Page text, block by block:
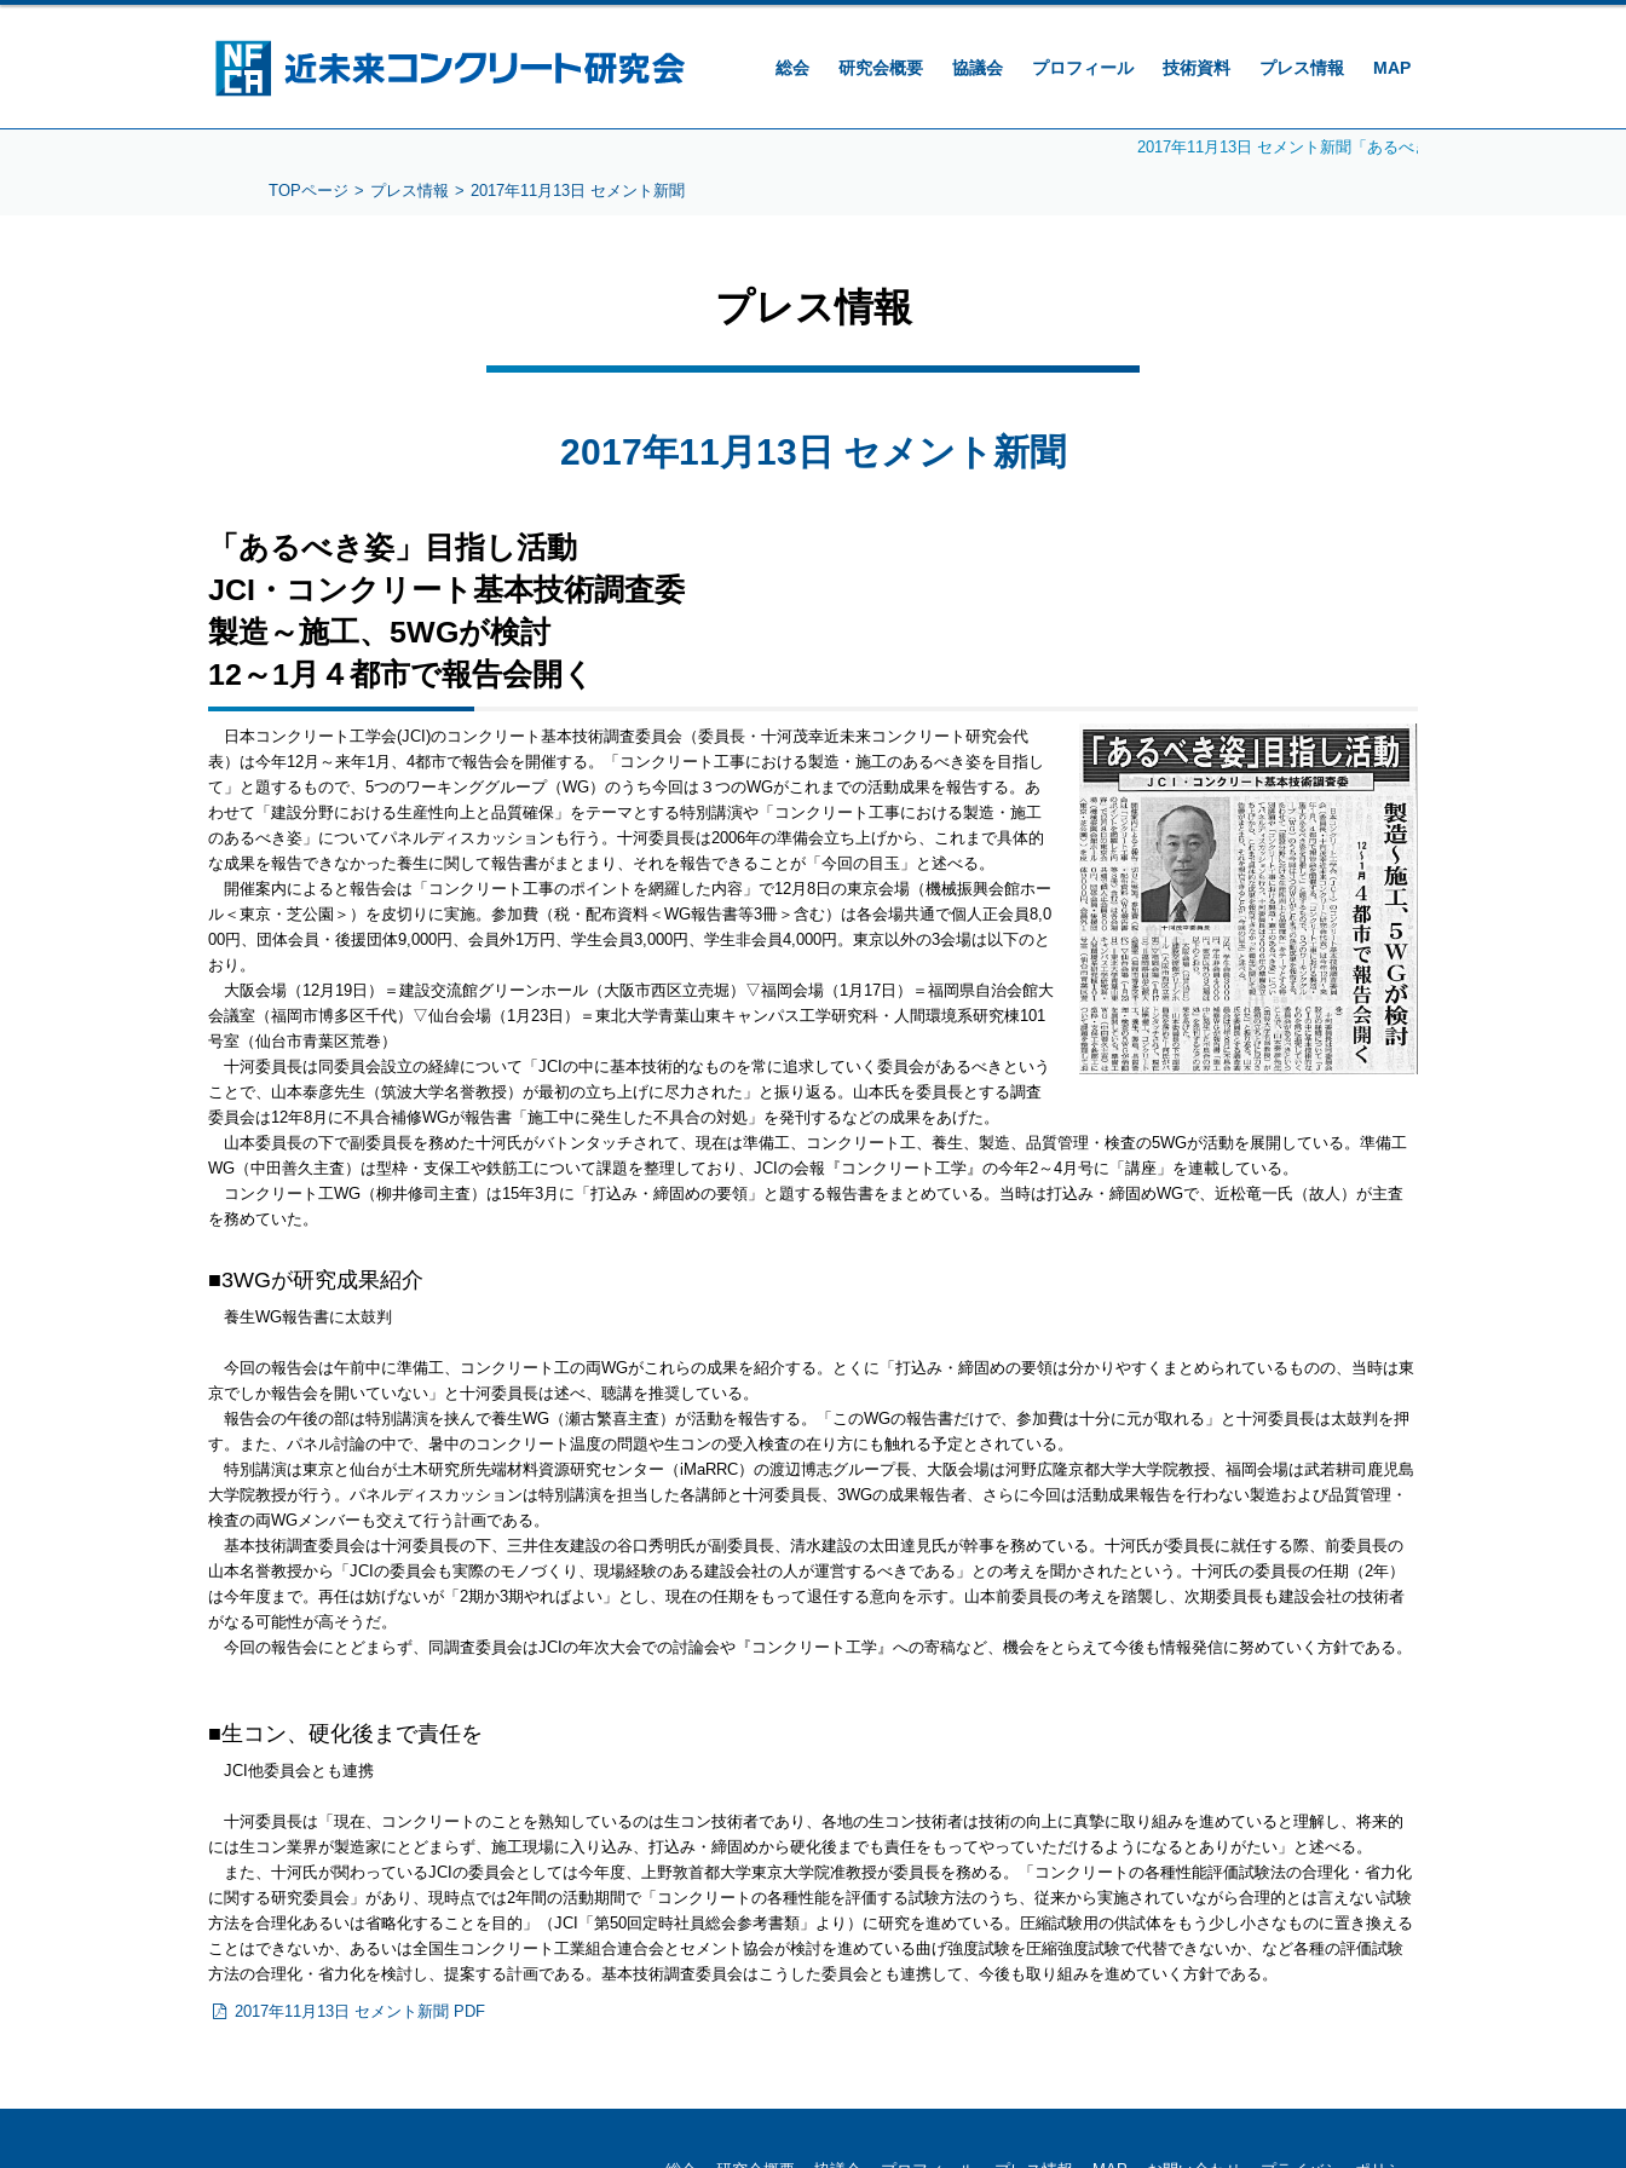
総会 研究会概要 協議会 プロフィール 技術資料 プレス情報 MAP
2017年11月13日 セメント新聞「あるべき姿」目指し活動 | プレス情報
TOPページ プレス情報 2017年11月13日 セメント新聞
プレス情報
2017年11月13日 セメント新聞
「あるべき姿」目指し活動
JCI・コンクリート基本技術調査委
製造～施工、5WGが検討
12～1月４都市で報告会開く
日本コンクリート工学会(JCI)のコンクリート基本技術調査委員会（委員長・十河茂幸近未来コンクリート研究会代
表）は今年12月～来年1月、4都市で報告会を開催する。「コンクリート工事における製造・施工のあるべき姿を目指し
て」と題するもので、5つのワーキンググループ（WG）のうち今回は３つのWGがこれまでの活動成果を報告する。あ
わせて「建設分野における生産性向上と品質確保」をテーマとする特別講演や「コンクリート工事における製造・施工
のあるべき姿」についてパネルディスカッションも行う。十河委員長は2006年の準備会立ち上げから、これまで具体的
な成果を報告できなかった養生に関して報告書がまとまり、それを報告できることが「今回の目玉」と述べる。
開催案内によると報告会は「コンクリート工事のポイントを網羅した内容」で12月8日の東京会場（機械振興会館ホー
ル＜東京・芝公園＞）を皮切りに実施。参加費（税・配布資料＜WG報告書等3冊＞含む）は各会場共通で個人正会員8,0
00円、団体会員・後援団体9,000円、会員外1万円、学生会員3,000円、学生非会員4,000円。東京以外の3会場は以下のと
おり。
大阪会場（12月19日）＝建設交流館グリーンホール（大阪市西区立売堀）▽福岡会場（1月17日）＝福岡県自治会館大
会議室（福岡市博多区千代）▽仙台会場（1月23日）＝東北大学青葉山東キャンパス工学研究科・人間環境系研究棟101
号室（仙台市青葉区荒巻）
十河委員長は同委員会設立の経緯について「JCIの中に基本技術的なものを常に追求していく委員会があるべきという
ことで、山本泰彦先生（筑波大学名誉教授）が最初の立ち上げに尽力された」と振り返る。山本氏を委員長とする調査
委員会は12年8月に不具合補修WGが報告書「施工中に発生した不具合の対処」を発刊するなどの成果をあげた。
山本委員長の下で副委員長を務めた十河氏がバトンタッチされて、現在は準備工、コンクリート工、養生、製造、品質管理・検査の5WGが活動を展開している。準備工
WG（中田善久主査）は型枠・支保工や鉄筋工について課題を整理しており、JCIの会報『コンクリート工学』の今年2～4月号に「講座」を連載している。
コンクリート工WG（柳井修司主査）は15年3月に「打込み・締固めの要領」と題する報告書をまとめている。当時は打込み・締固めWGで、近松竜一氏（故人）が主査
を務めていた。
■3WGが研究成果紹介
養生WG報告書に太鼓判
今回の報告会は午前中に準備工、コンクリート工の両WGがこれらの成果を紹介する。とくに「打込み・締固めの要領は分かりやすくまとめられているものの、当時は東
京でしか報告会を開いていない」と十河委員長は述べ、聴講を推奨している。
報告会の午後の部は特別講演を挟んで養生WG（瀬古繁喜主査）が活動を報告する。「このWGの報告書だけで、参加費は十分に元が取れる」と十河委員長は太鼓判を押
す。また、パネル討論の中で、暑中のコンクリート温度の問題や生コンの受入検査の在り方にも触れる予定とされている。
特別講演は東京と仙台が土木研究所先端材料資源研究センター（iMaRRC）の渡辺博志グループ長、大阪会場は河野広隆京都大学大学院教授、福岡会場は武若耕司鹿児島
大学院教授が行う。パネルディスカッションは特別講演を担当した各講師と十河委員長、3WGの成果報告者、さらに今回は活動成果報告を行わない製造および品質管理・
検査の両WGメンバーも交えて行う計画である。
基本技術調査委員会は十河委員長の下、三井住友建設の谷口秀明氏が副委員長、清水建設の太田達見氏が幹事を務めている。十河氏が委員長に就任する際、前委員長の
山本名誉教授から「JCIの委員会も実際のモノづくり、現場経験のある建設会社の人が運営するべきである」との考えを聞かされたという。十河氏の委員長の任期（2年）
は今年度まで。再任は妨げないが「2期か3期やればよい」とし、現在の任期をもって退任する意向を示す。山本前委員長の考えを踏襲し、次期委員長も建設会社の技術者
がなる可能性が高そうだ。
今回の報告会にとどまらず、同調査委員会はJCIの年次大会での討論会や『コンクリート工学』への寄稿など、機会をとらえて今後も情報発信に努めていく方針である。
■生コン、硬化後まで責任を
JCI他委員会とも連携
十河委員長は「現在、コンクリートのことを熟知しているのは生コン技術者であり、各地の生コン技術者は技術の向上に真摯に取り組みを進めていると理解し、将来的
には生コン業界が製造家にとどまらず、施工現場に入り込み、打込み・締固めから硬化後までも責任をもってやっていただけるようになるとありがたい」と述べる。
また、十河氏が関わっているJCIの委員会としては今年度、上野敦首都大学東京大学院准教授が委員長を務める。「コンクリートの各種性能評価試験法の合理化・省力化
に関する研究委員会」があり、現時点では2年間の活動期間で「コンクリートの各種性能を評価する試験方法のうち、従来から実施されていながら合理的とは言えない試験
方法を合理化あるいは省略化することを目的」（JCI「第50回定時社員総会参考書類」より）に研究を進めている。圧縮試験用の供試体をもう少し小さなものに置き換える
ことはできないか、あるいは全国生コンクリート工業組合連合会とセメント協会が検討を進めている曲げ強度試験を圧縮強度試験で代替できないか、など各種の評価試験
方法の合理化・省力化を検討し、提案する計画である。基本技術調査委員会はこうした委員会とも連携して、今後も取り組みを進めていく方針である。
2017年11月13日 セメント新聞 PDF